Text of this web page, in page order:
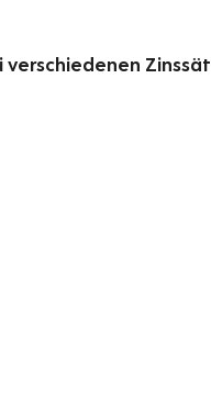
verschiedenen